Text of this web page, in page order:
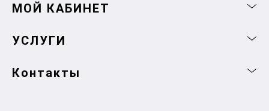
МОЙ КАБИНЕТ
УСЛУГИ
Контакты